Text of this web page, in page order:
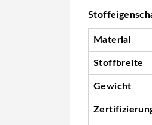
Material
Stoffbreite
Gewicht